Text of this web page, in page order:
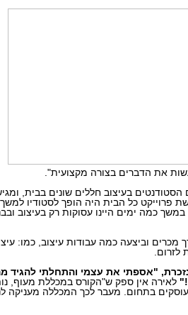
את הדברים בצורה מקצועית".
בעיצוב חללים שונים בבית,
פרוייקט כל הבית היה הופך לסטודיו
כמה ימים היינו עסוקות רק בעיצוב
וביצעה כמה עבודות עיצוב, כמו:
לזרום.
"אספתי את עצמי והתחלתי להגיד
לאירה אין ספק ש"הקורס במכללת מעוף,
בתחום. מעבר לכך המכללה מעניקה לנו